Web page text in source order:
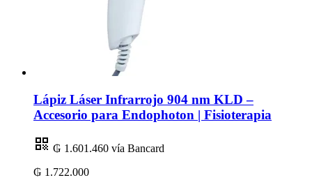
Lápiz Láser Infrarrojo 904 nm KLD –
Accesorio para Endophoton | Fisioterapia
₲ 1.601.460 vía Bancard
₲ 1.722.000